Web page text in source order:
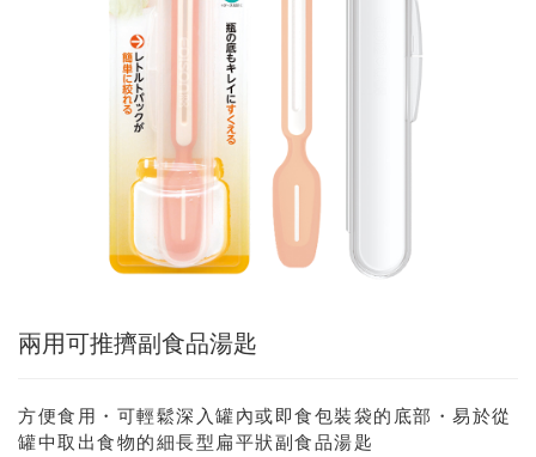
兩用可推擠副食品湯匙
方便食用・可輕鬆深入罐內或即食包裝袋的底部・易於從
罐中取出食物的細長型扁平狀副食品湯匙